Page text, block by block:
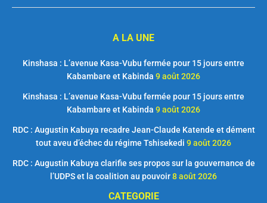
A LA UNE
Kinshasa : L’avenue Kasa-Vubu fermée pour 15 jours entre
Kabambare et Kabinda 9 août 2026
Kinshasa : L’avenue Kasa-Vubu fermée pour 15 jours entre
Kabambare et Kabinda 9 août 2026
RDC : Augustin Kabuya recadre Jean-Claude Katende et dément
tout aveu d’échec du régime Tshisekedi 9 août 2026
RDC : Augustin Kabuya clarifie ses propos sur la gouvernance de
l’UDPS et la coalition au pouvoir8 août 2026
CATEGORIE